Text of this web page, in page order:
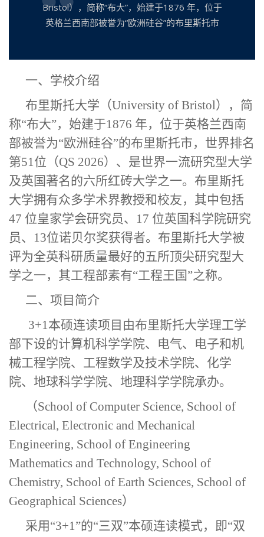
Bristol），简称“布大”，始建于1876 年，位于
英格兰西南部被誉为“欧洲硅谷”的布里斯托市
一、学校介绍
布里斯托大学（University of Bristol），简
称“布大”，始建于1876 年，位于英格兰西南
部被誉为“欧洲硅谷”的布里斯托市，世界排名
第51位（QS 2026）、是世界一流研究型大学
及英国著名的六所红砖大学之一。布里斯托
大学拥有众多学术界教授和校友，其中包括
47 位皇家学会研究员、17 位英国科学院研究
员、13位诺贝尔奖获得者。布里斯托大学被
评为全英科研质量最好的五所顶尖研究型大
学之一，其工程部素有“工程王国”之称。
二、项目简介
3+1本硕连读项目由布里斯托大学理工学
部下设的计算机科学学院、电气、电子和机
械工程学院、工程数学及技术学院、化学
院、地球科学学院、地理科学学院承办。
（School of Computer Science, School of
Electrical, Electronic and Mechanical
Engineering, School of Engineering
Mathematics and Technology, School of
Chemistry, School of Earth Sciences, School of
Geographical Sciences）
采用 “3+1”的“三双”本硕连读模式，即“双